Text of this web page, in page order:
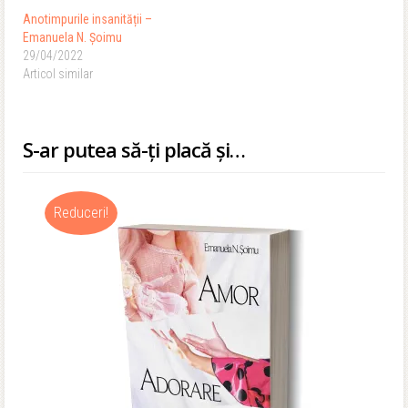
Anotimpurile insanității –
Emanuela N. Șoimu
29/04/2022
Articol similar
S-ar putea să-ți placă și…
Reduceri!